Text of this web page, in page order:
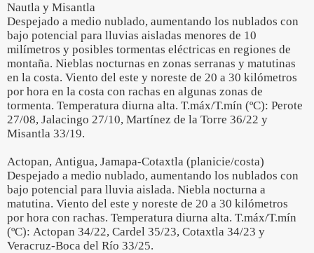
Nautla y Misantla
Despejado a medio nublado, aumentando los nublados con
bajo potencial para lluvias aisladas menores de 10
milímetros y posibles tormentas eléctricas en regiones de
montaña. Nieblas nocturnas en zonas serranas y matutinas
en la costa. Viento del este y noreste de 20 a 30 kilómetros
por hora en la costa con rachas en algunas zonas de
tormenta. Temperatura diurna alta. T.máx/T.mín (ºC): Perote
27/08, Jalacingo 27/10, Martínez de la Torre 36/22 y
Misantla 33/19.
Actopan, Antigua, Jamapa-Cotaxtla (planicie/costa)
Despejado a medio nublado, aumentando los nublados con
bajo potencial para lluvia aislada. Niebla nocturna a
matutina. Viento del este y noreste de 20 a 30 kilómetros
por hora con rachas. Temperatura diurna alta. T.máx/T.mín
(ºC): Actopan 34/22, Cardel 35/23, Cotaxtla 34/23 y
Veracruz-Boca del Río 33/25.